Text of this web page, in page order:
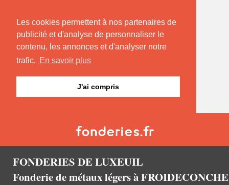
Les cookies permettent à nos partenaires de
publicité et d'analyse de personnaliser le
contenu, les annonces et d'analyser notre
trafic. En savoir plus
J'ai compris
FONDERIES DE LUXEUIL
Fonderie de métaux légers à FROIDECONCHE